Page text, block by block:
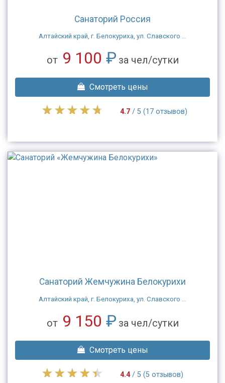
Санаторий Россия
Алтайский край, г. Белокуриха, ул. Славского ...
от 9 100 ₽ за чел/сутки
Смотреть цены
4.7/ 5 (17 отзывов)
Санаторий Жемчужина Белокурихи
Алтайский край, г. Белокуриха, ул. Славского ...
от 9 150 ₽ за чел/сутки
Смотреть цены
4.4/ 5 (5 отзывов)